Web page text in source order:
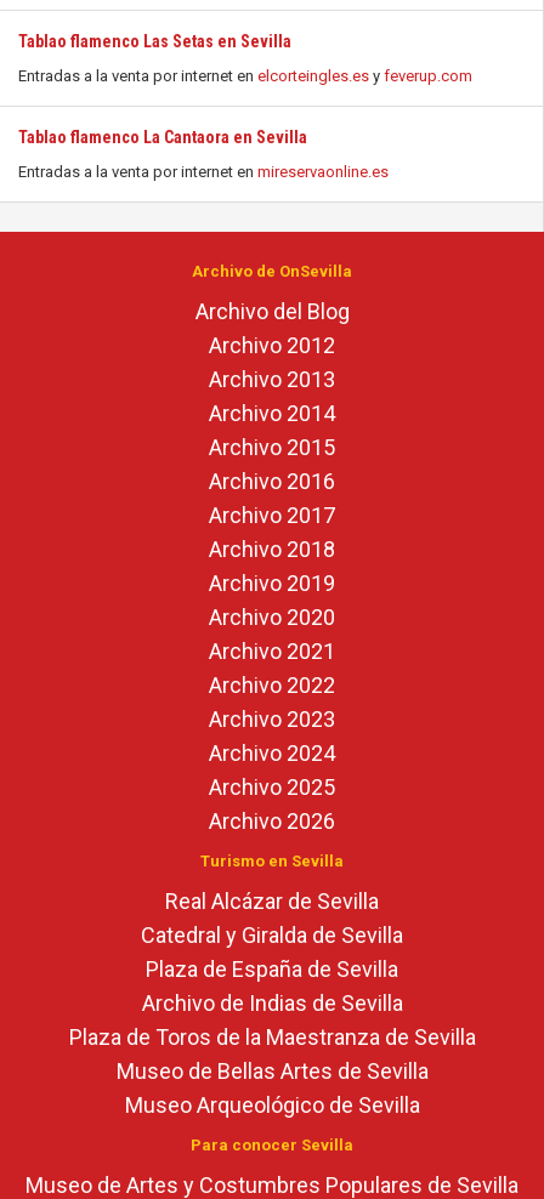
Tablao flamenco Las Setas en Sevilla
Entradas a la venta por internet en elcorteingles.es y feverup.com
Tablao flamenco La Cantaora en Sevilla
Entradas a la venta por internet en mireservaonline.es
Archivo de OnSevilla
Archivo del Blog
Archivo 2012
Archivo 2013
Archivo 2014
Archivo 2015
Archivo 2016
Archivo 2017
Archivo 2018
Archivo 2019
Archivo 2020
Archivo 2021
Archivo 2022
Archivo 2023
Archivo 2024
Archivo 2025
Archivo 2026
Turismo en Sevilla
Real Alcázar de Sevilla
Catedral y Giralda de Sevilla
Plaza de España de Sevilla
Archivo de Indias de Sevilla
Plaza de Toros de la Maestranza de Sevilla
Museo de Bellas Artes de Sevilla
Museo Arqueológico de Sevilla
Para conocer Sevilla
Museo de Artes y Costumbres Populares de Sevilla